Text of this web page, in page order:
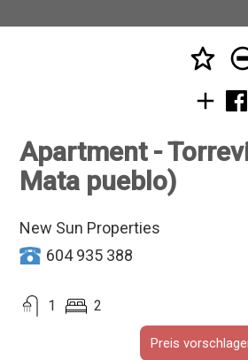
Apartment -
Mata pueblo)
New Sun Properties
604 935 388
1 2
Preis